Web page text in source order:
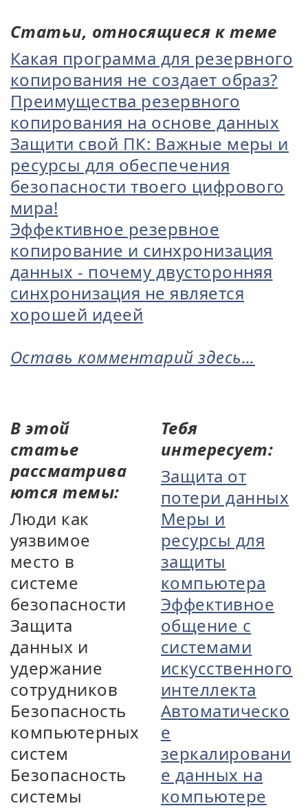
Статьи, относящиеся к теме
Какая программа для резервного
копирования не создает образ?
Преимущества резервного
копирования на основе данных
Защити свой ПК: Важные меры и
ресурсы для обеспечения
безопасности твоего цифрового
мира!
Эффективное резервное
копирование и синхронизация
данных - почему двусторонняя
синхронизация не является
хорошей идеей
Оставь комментарий здесь...
В этой
статье
рассматрива
ются темы:
Люди как
уязвимое
место в
системе
безопасности
Защита
данных и
удержание
сотрудников
Безопасность
компьютерных
систем
Безопасность
системы
Тебя
интересует:
Защита от
потери данных
Меры и
ресурсы для
защиты
компьютера
Эффективное
общение с
системами
искусственного
интеллекта
Автоматическо
е
зеркалировани
е данных на
компьютере